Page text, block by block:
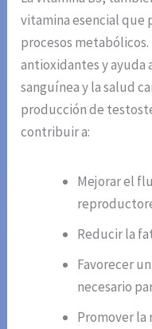
vitamina esencial que
procesos
antioxidantes y ayuda
sanguínea y la salud
producción de
contribuir a:
Mejorar el
Reducir la
Favorecer
necesario
Promover la